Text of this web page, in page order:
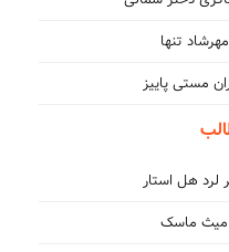
تنها
مستی پاییز
لرد هل استار
میث ماسک